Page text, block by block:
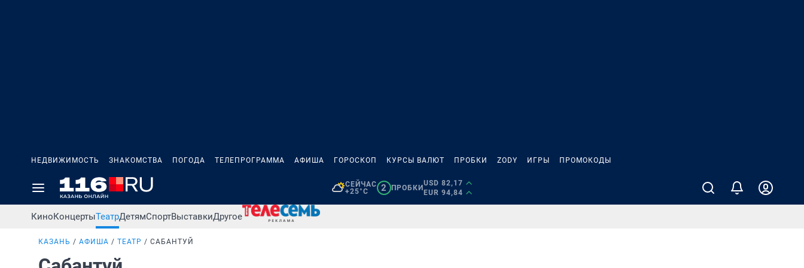
НЕДВИЖИМОСТЬ ЗНАКОМСТВА ПОГОДА ТЕЛЕПРОГРАММА АФИША ГОРОСКОП КУРСЫ ВАЛЮТ ПРОБКИ ZODY ИГРЫ ПРОМОКОДЫ
СЕЙЧАС
+25°C
2 ПРОБКИ
USD 82,17
EUR 94,84
КиноКонцертыТеатрДетямСпортВыставкиДругое
КАЗАНЬ АФИША ТЕАТР САБАНТУЙ